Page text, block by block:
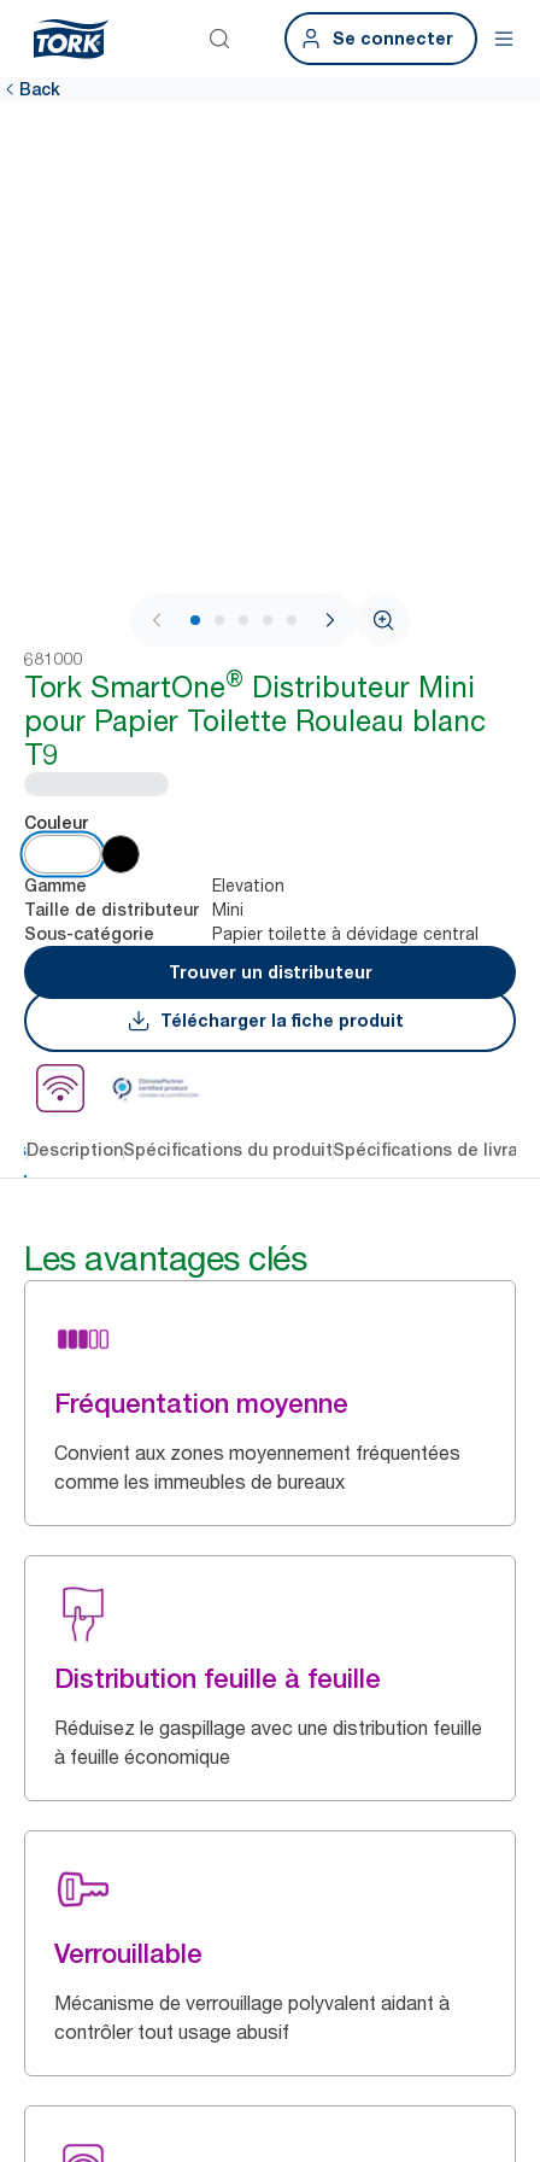
Se connecter
Back
1 / 11
681000
Tork SmartOne® Distributeur Mini
pour Papier Toilette Rouleau blanc
T9
Couleur
Gamme Elevation
Taille de distributeur Mini
Sous-catégorie
Papier toilette à dévidage central
Trouver un distributeur
Télécharger la fiche produit
DescriptionSpécifications du produitSpécifications de
Les avantages clés
Fréquentation moyenne
Convient aux zones moyennement fréquentées
comme les immeubles de bureaux
Distribution feuille à feuille
Réduisez le gaspillage avec une distribution feuille
à feuille économique
Verrouillable
Mécanisme de verrouillage polyvalent aidant à
contrôler tout usage abusif